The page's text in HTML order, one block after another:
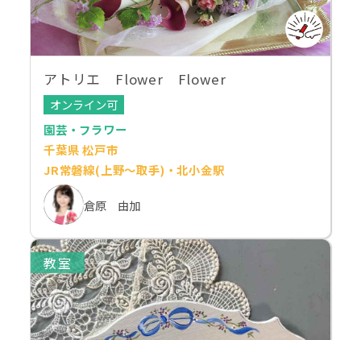
アトリエ Flower Flower
オンライン可
園芸・フラワー
千葉県 松戸市
JR常磐線(上野～取手)・北小金駅
倉原 由加
教室